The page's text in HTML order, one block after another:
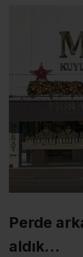
Perde
aldık…